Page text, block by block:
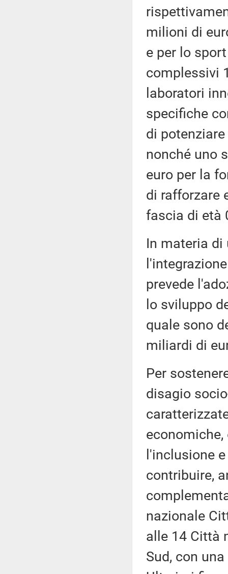
milioni di
e per lo
complessivi
laboratori
specifiche
di
nonché uno
euro per la
di rafforzare
fascia di età
In materia di
prevede
lo sviluppo
quale sono
miliardi di
Per
disagio
l'inclusione
contribuire,
nazionale
alle 14 Città
Sud, con